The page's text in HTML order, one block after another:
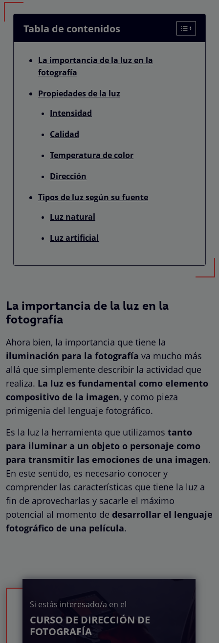
Tabla de contenidos
La importancia de la luz en la
fotografía
Propiedades de la luz
Intensidad
Calidad
Temperatura de color
Dirección
Tipos de luz según su fuente
Luz natural
Luz artificial
La importancia de la luz en la
fotografía
Ahora bien, la importancia que tiene la
iluminación para la fotografía va mucho más
allá que simplemente describir la actividad que
realiza. La luz es fundamental como elemento
compositivo de la imagen, y como pieza
primigenia del lenguaje fotográfico.
Es la luz la herramienta que utilizamos tanto
para iluminar a un objeto o personaje como
para transmitir las emociones de una imagen.
En este sentido, es necesario conocer y
comprender las características que tiene la luz a
fin de aprovecharlas y sacarle el máximo
potencial al momento de desarrollar el lenguaje
fotográfico de una película.
Si estás interesado/a en el
CURSO DE DIRECCIÓN DE
FOTOGRAFÍA